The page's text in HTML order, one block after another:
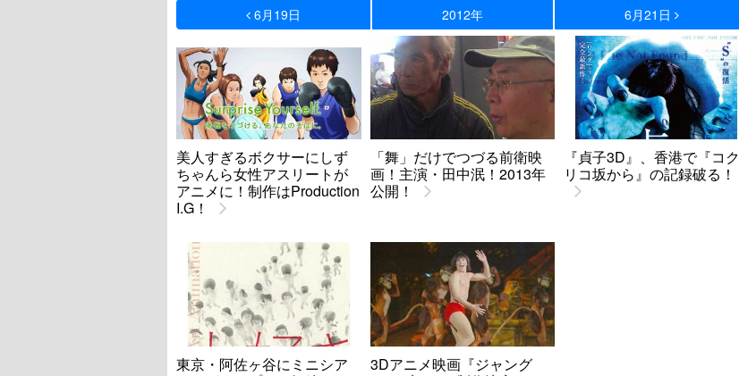
6月19日 2012年 6月21日
美人すぎるボクサーにしず
ちゃんら女性アスリートが
アニメに！制作はProduction
I.G！
「舞」だけでつづる前衛映
画！主演・田中泯！2013年
公開！
『貞子3D』、香港で『コク
リコ坂から』の記録破る！
東京・阿佐ヶ谷にミニシア
3Dアニメ映画『ジャング